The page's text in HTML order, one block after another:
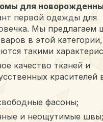
для
первой одежды для
Мы предлагаем
в этой категории,
такими
качество тканей и
красителей
фасоны;
и неощутимые швы;